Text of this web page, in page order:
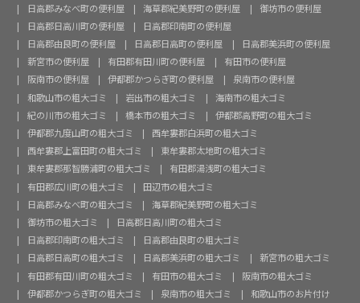
日高郡みなべ町の便利屋
海草郡紀美野町の便利屋
御坊市の便利屋
日高郡日高川町の便利屋
日高郡印南町の便利屋
日高郡由良町の便利屋
日高郡日高町の便利屋
日高郡美浜町の便利屋
新宮市の便利屋
有田郡有田川町の便利屋
有田市の便利屋
阪南市の便利屋
伊都郡かつらぎ町の便利屋
泉南市の便利屋
和歌山市の粗大ゴミ
岩出市の粗大ゴミ
海南市の粗大ゴミ
紀の川市の粗大ゴミ
橋本市の粗大ゴミ
伊都郡高野町の粗大ゴミ
伊都郡九度山町の粗大ゴミ
西牟婁郡白浜町の粗大ゴミ
西牟婁郡上富田町の粗大ゴミ
東牟婁郡太地町の粗大ゴミ
東牟婁郡那智勝浦町の粗大ゴミ
有田郡湯浅町の粗大ゴミ
有田郡広川町の粗大ゴミ
田辺市の粗大ゴミ
日高郡みなべ町の粗大ゴミ
海草郡紀美野町の粗大ゴミ
御坊市の粗大ゴミ
日高郡日高川町の粗大ゴミ
日高郡印南町の粗大ゴミ
日高郡由良町の粗大ゴミ
日高郡日高町の粗大ゴミ
日高郡美浜町の粗大ゴミ
新宮市の粗大ゴミ
有田郡有田川町の粗大ゴミ
有田市の粗大ゴミ
阪南市の粗大ゴミ
伊都郡かつらぎ町の粗大ゴミ
泉南市の粗大ゴミ
和歌山市のお片付け